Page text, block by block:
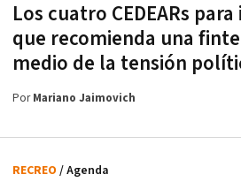
Los cuatro CEDEARs
que recomienda una
medio de la tensión
PorMariano Jaimovich
RECREO / Agenda